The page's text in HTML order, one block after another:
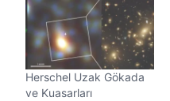
y
r
.
.
.
Herschel Uzak Gökada
ve Kuasarları